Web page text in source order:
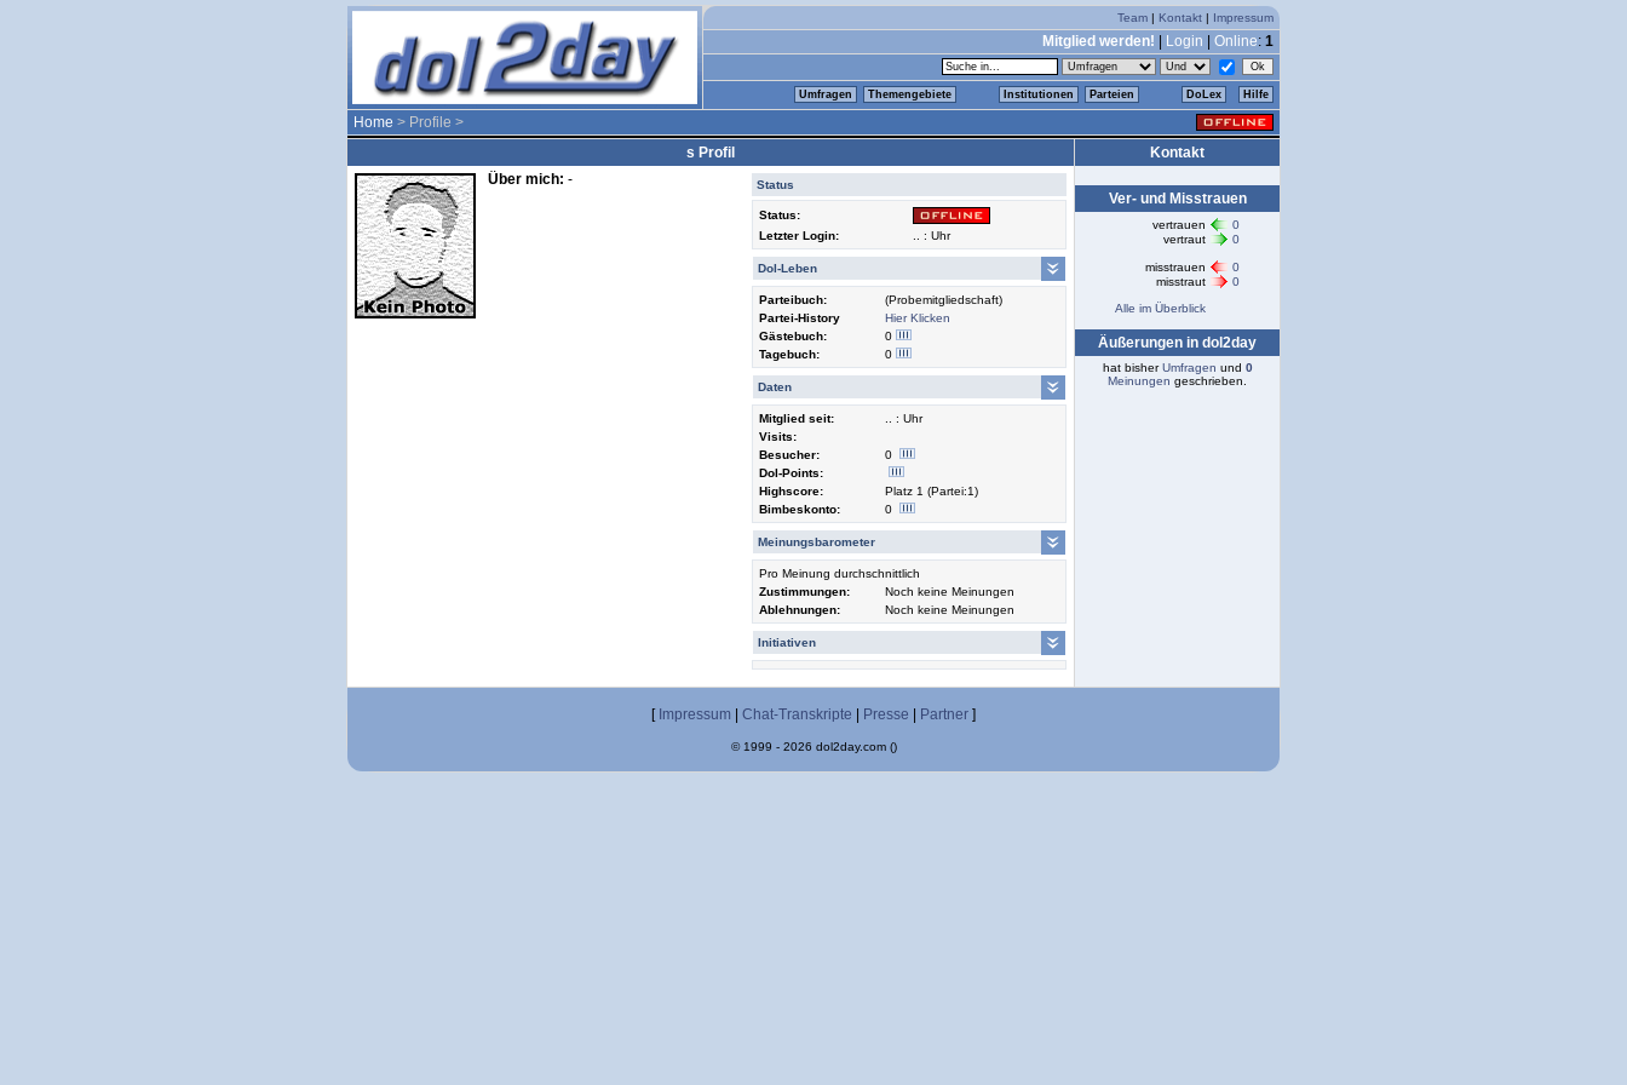
Team | Kontakt | Impressum
Mitglied werden! Login Online: 1
Umfragen Themengebiete Institutionen Parteien DoLex Hilfe
Home > Profile >
s Profil
Status
Status:
Letzter Login:
.. : Uhr
Dol-Leben
Parteibuch:
(Probemitgliedschaft)
Partei-History
Hier Klicken
Gästebuch:
0
Tagebuch:
0
Daten
Mitglied seit:
.. : Uhr
Visits:
Besucher:
0
Dol-Points:
Highscore:
Platz 1 (Partei:1)
Bimbeskonto:
0
Meinungsbarometer
Pro Meinung durchschnittlich
Zustimmungen:
Noch keine Meinungen
Ablehnungen:
Noch keine Meinungen
Initiativen
Über mich: -
Kontakt
Ver- und Misstrauen
vertrauen
0
vertraut
0
misstrauen
0
misstraut
0
Alle im Überblick
Äußerungen in dol2day
hat bisherUmfragen und 0
Meinungen geschrieben.
[ Impressum Chat-Transkripte Presse Partner ]
© 1999 - 2026 dol2day.com ()